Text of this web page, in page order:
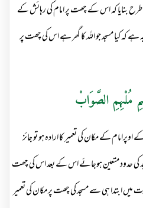
اس طرح بنایا کہ اس کے چھت پر امام کی رہائش کے
کیا مسجد جو اللہ کا گھر ہے اس کی چھت پر
مُلْہِمِ الصَّوَابْ
کے مکان کی تعمیر کا ارادہ ہو تو جائز
کی حدود متعین ہوجائے اس کے بعد اس کی چھت
میں ابتدا ہی سے مسجد کی چھت پر مکان کی تعمیر